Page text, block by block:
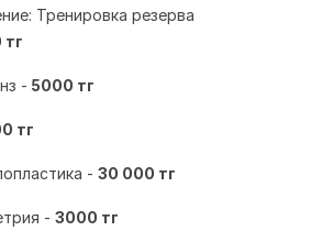
Тренировка резерва
тг
- 5000 тг
тг
- 30 000 тг
- 3000 тг